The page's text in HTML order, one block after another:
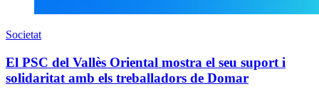
Societat
El PSC del Vallès Oriental mostra el seu suport i
solidaritat amb els treballadors de Domar